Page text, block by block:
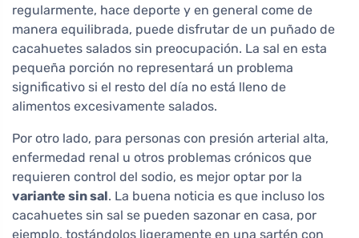
regularmente, hace deporte y en general come de
manera equilibrada, puede disfrutar de un puñado de
cacahuetes salados sin preocupación. La sal en esta
pequeña porción no representará un problema
significativo si el resto del día no está lleno de
alimentos excesivamente salados.
Por otro lado, para personas con presión arterial alta,
enfermedad renal u otros problemas crónicos que
requieren control del sodio, es mejor optar por la
variante sin sal. La buena noticia es que incluso los
cacahuetes sin sal se pueden sazonar en casa, por
ejemplo, tostándolos ligeramente en una sartén con